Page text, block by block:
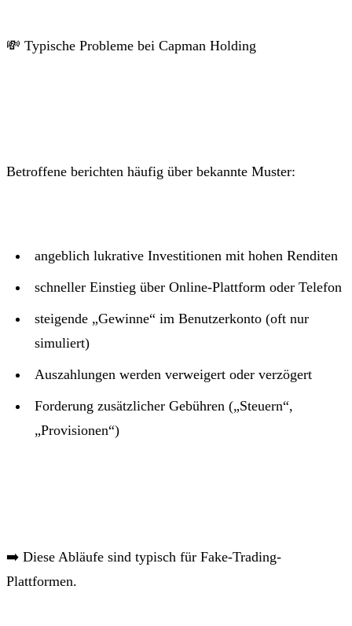
💸 Typische Probleme bei Capman Holding
Betroffene berichten häufig über bekannte Muster:
angeblich lukrative Investitionen mit hohen Renditen
schneller Einstieg über Online-Plattform oder Telefon
steigende „Gewinne“ im Benutzerkonto (oft nur
simuliert)
Auszahlungen werden verweigert oder verzögert
Forderung zusätzlicher Gebühren („Steuern“,
„Provisionen“)
➡️ Diese Abläufe sind typisch für Fake-Trading-
Plattformen.